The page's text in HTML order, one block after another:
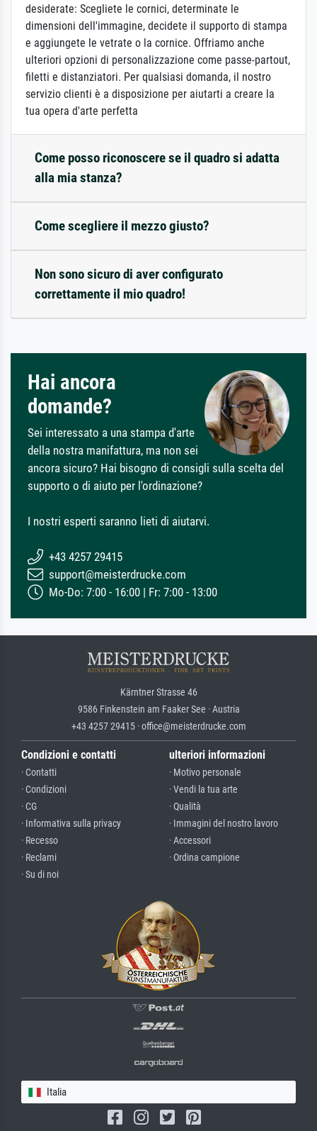
desiderate: Scegliete le cornici, determinate le
dimensioni dell'immagine, decidete il supporto di stampa
e aggiungete le vetrate o la cornice. Offriamo anche
ulteriori opzioni di personalizzazione come passe-partout,
filetti e distanziatori. Per qualsiasi domanda, il nostro
servizio clienti è a disposizione per aiutarti a creare la
tua opera d'arte perfetta
Come posso riconoscere se il quadro si adatta
alla mia stanza?
Come scegliere il mezzo giusto?
Non sono sicuro di aver configurato
correttamente il mio quadro!
Hai ancora
domande?
Sei interessato a una stampa d'arte
della nostra manifattura, ma non sei
ancora sicuro? Hai bisogno di consigli sulla scelta del
supporto o di aiuto per l'ordinazione?
I nostri esperti saranno lieti di aiutarvi.
+43 4257 29415
support@meisterdrucke.com
Mo-Do: 7:00 - 16:00 | Fr: 7:00 - 13:00
Kärntner Strasse 46
9586 Finkenstein am Faaker See · Austria
+43 4257 29415 · office@meisterdrucke.com
Condizioni e contatti
· Contatti
· Condizioni
· CG
· Informativa sulla privacy
· Recesso
· Reclami
· Su di noi
ulteriori informazioni
· Motivo personale
· Vendi la tua arte
· Qualità
· Immagini del nostro lavoro
· Accessori
· Ordina campione
Italia